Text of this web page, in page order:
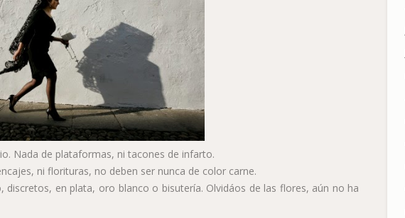
Nada de plataformas, ni tacones de infarto.
ni florituras, no deben ser nunca de color carne.
discretos, en plata, oro blanco o bisutería. Olvidáos de las flores, aún no ha